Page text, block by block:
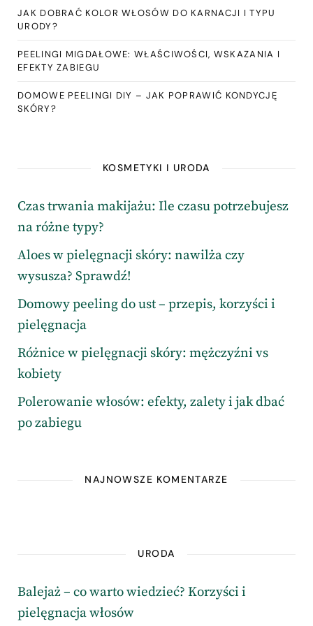
JAK DOBRAĆ KOLOR WŁOSÓW DO KARNACJI I TYPU
URODY?
PEELINGI MIGDAŁOWE: WŁAŚCIWOŚCI, WSKAZANIA I
EFEKTY ZABIEGU
DOMOWE PEELINGI DIY – JAK POPRAWIĆ KONDYCJĘ
SKÓRY?
KOSMETYKI I URODA
Czas trwania makijażu: Ile czasu potrzebujesz
na różne typy?
Aloes w pielęgnacji skóry: nawilża czy
wysusza? Sprawdź!
Domowy peeling do ust – przepis, korzyści i
pielęgnacja
Różnice w pielęgnacji skóry: mężczyźni vs
kobiety
Polerowanie włosów: efekty, zalety i jak dbać
po zabiegu
NAJNOWSZE KOMENTARZE
URODA
Balejaż – co warto wiedzieć? Korzyści i
pielęgnacja włosów